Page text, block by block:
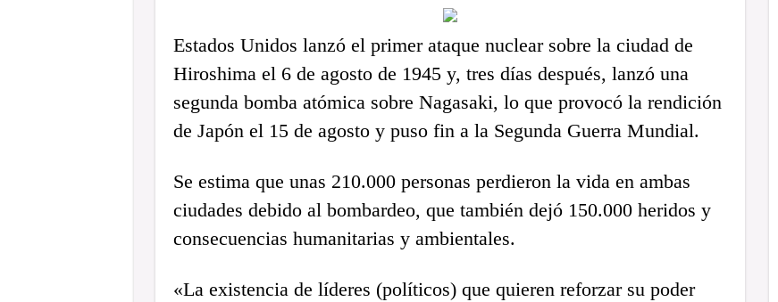
Estados Unidos lanzó el primer ataque nuclear sobre la ciudad de
Hiroshima el 6 de agosto de 1945 y, tres días después, lanzó una
segunda bomba atómica sobre Nagasaki, lo que provocó la rendición
de Japón el 15 de agosto y puso fin a la Segunda Guerra Mundial.
Se estima que unas 210.000 personas perdieron la vida en ambas
ciudades debido al bombardeo, que también dejó 150.000 heridos y
consecuencias humanitarias y ambientales.
«La existencia de líderes (políticos) que quieren reforzar su poder